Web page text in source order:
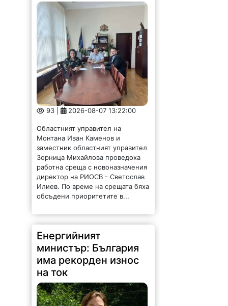
93 | 2026-08-07 13:22:00
Областният управител на
Монтана Иван Каменов и
заместник областният управител
Зорница Михайлова проведоха
работна среща с новоназначения
директор на РИОСВ - Светослав
Илиев. По време на срещата бяха
обсъдени приоритетите в...
Енергийният
министър: България
има рекорден износ
на ток